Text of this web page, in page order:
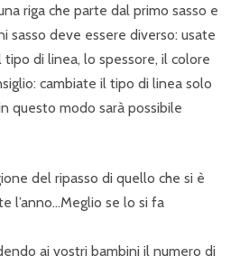
riga che parte dal primo sasso e
sasso deve essere diverso: usate
di linea, lo spessore, il colore
cambiate il tipo di linea solo
questo modo sarà possibile
del ripasso di quello che si è
l’anno…Meglio se lo si fa
ai vostri bambini il numero di